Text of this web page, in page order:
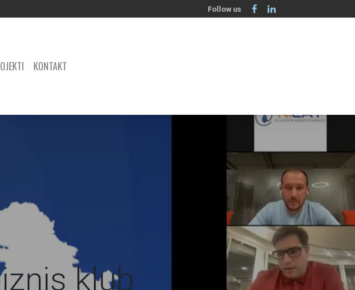
Follow us
KONTAKT
klub